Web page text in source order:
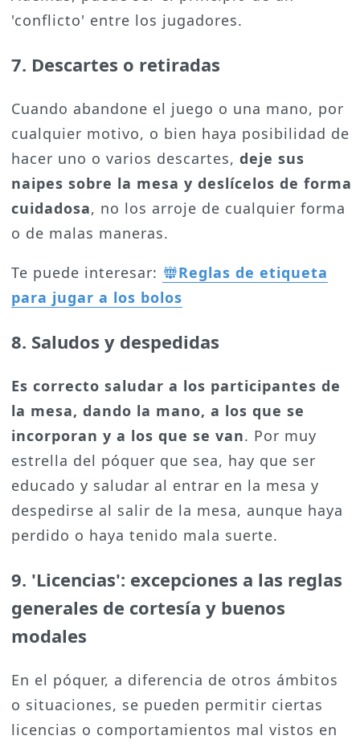
'conflicto' entre los jugadores.
7. Descartes o retiradas
Cuando abandone el juego o una mano, por
cualquier motivo, o bien haya posibilidad de
hacer uno o varios descartes, deje sus
naipes sobre la mesa y deslícelos de forma
cuidadosa, no los arroje de cualquier forma
o de malas maneras.
Te puede interesar:
Reglas de etiqueta
para jugar a los bolos
8. Saludos y despedidas
Es correcto saludar a los participantes de
la mesa, dando la mano, a los que se
incorporan y a los que se van. Por muy
estrella del póquer que sea, hay que ser
educado y saludar al entrar en la mesa y
despedirse al salir de la mesa, aunque haya
perdido o haya tenido mala suerte.
9. 'Licencias': excepciones a las reglas
generales de cortesía y buenos
modales
En el póquer, a diferencia de otros ámbitos
o situaciones, se pueden permitir ciertas
licencias o comportamientos mal vistos en